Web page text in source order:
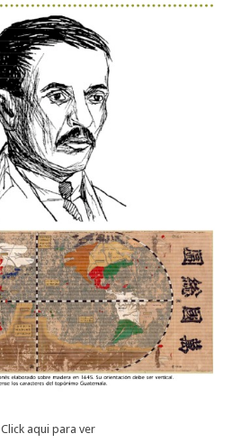
Click aqui para ver